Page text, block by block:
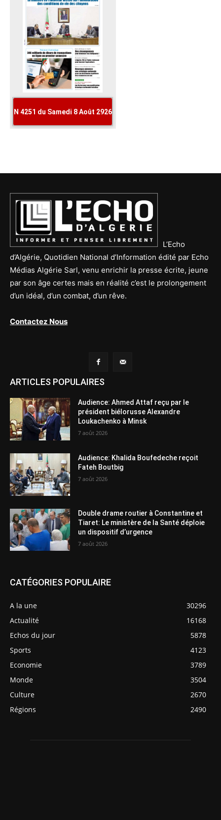
L’Echo
d’Algérie, Quotidien National d’Information édité par Echo
Médias Algérie Sarl, venu enrichir la presse écrite, jeune
par son âge certes mais en réalité c’est le prolongement
d’un idéal, d’un combat, d’un rêve.
Contactez Nous
ARTICLES POPULAIRES
Audience: Ahmed Attaf reçu par le
président biélorusse Alexandre
Loukachenko à Minsk
7 août 2026
Audience: Khalida Boufedeche reçoit
Fateh Boutbig
7 août 2026
Double drame routier à Constantine et
Tiaret: Le ministère de la Santé déploie
un dispositif d’urgence
7 août 2026
CATÉGORIES POPULAIRE
A la une
30296
Actualité
16168
Echos du jour
5878
Sports
4123
Economie
3789
Monde
3504
Culture
2670
Régions
2490